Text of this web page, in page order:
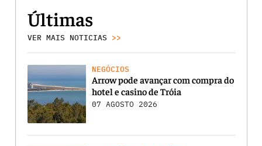
Últimas
VER MAIS NOTICIAS >>
NEGÓCIOS
Arrow pode avançar com compra do
hotel e casino de Tróia
07 AGOSTO 2026